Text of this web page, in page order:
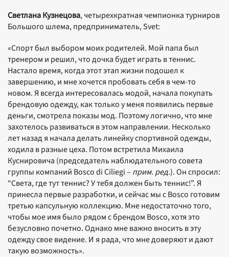
Светлана Кузнецова, четырехкратная чемпионка турниров
Большого шлема, предприниматель, Svet:
«Спорт был выбором моих родителей. Мой папа был
тренером и решил, что дочка будет играть в теннис.
Настало время, когда этот этап жизни подошел к
завершению, и мне хочется пробовать себя в чем-то
новом. Я всегда интересовалась модой, начала покупать
брендовую одежду, как только у меня появились первые
деньги, смотрела показы мод. Поэтому логично, что мне
захотелось развиваться в этом направлении. Несколько
лет назад я начала делать линейку спортивной одежды,
ходила в разные цеха. Потом встретила Михаила
Куснировича (председатель наблюдательного совета
группы компаний Bosco di Ciliegi – прим. ред.). Он спросил:
“Света, где тут теннис? У тебя должен быть теннис!”. Я
принесла первые разработки, и сейчас мы с Bosco готовим
третью капсульную коллекцию. Мне недостаточно того,
чтобы мое имя было рядом с брендом Bosco, хотя это
безусловно почетно. Однако мне важно вносить в эту
одежду свое видение. И я рада, что мне доверяют и дают
такую возможность».